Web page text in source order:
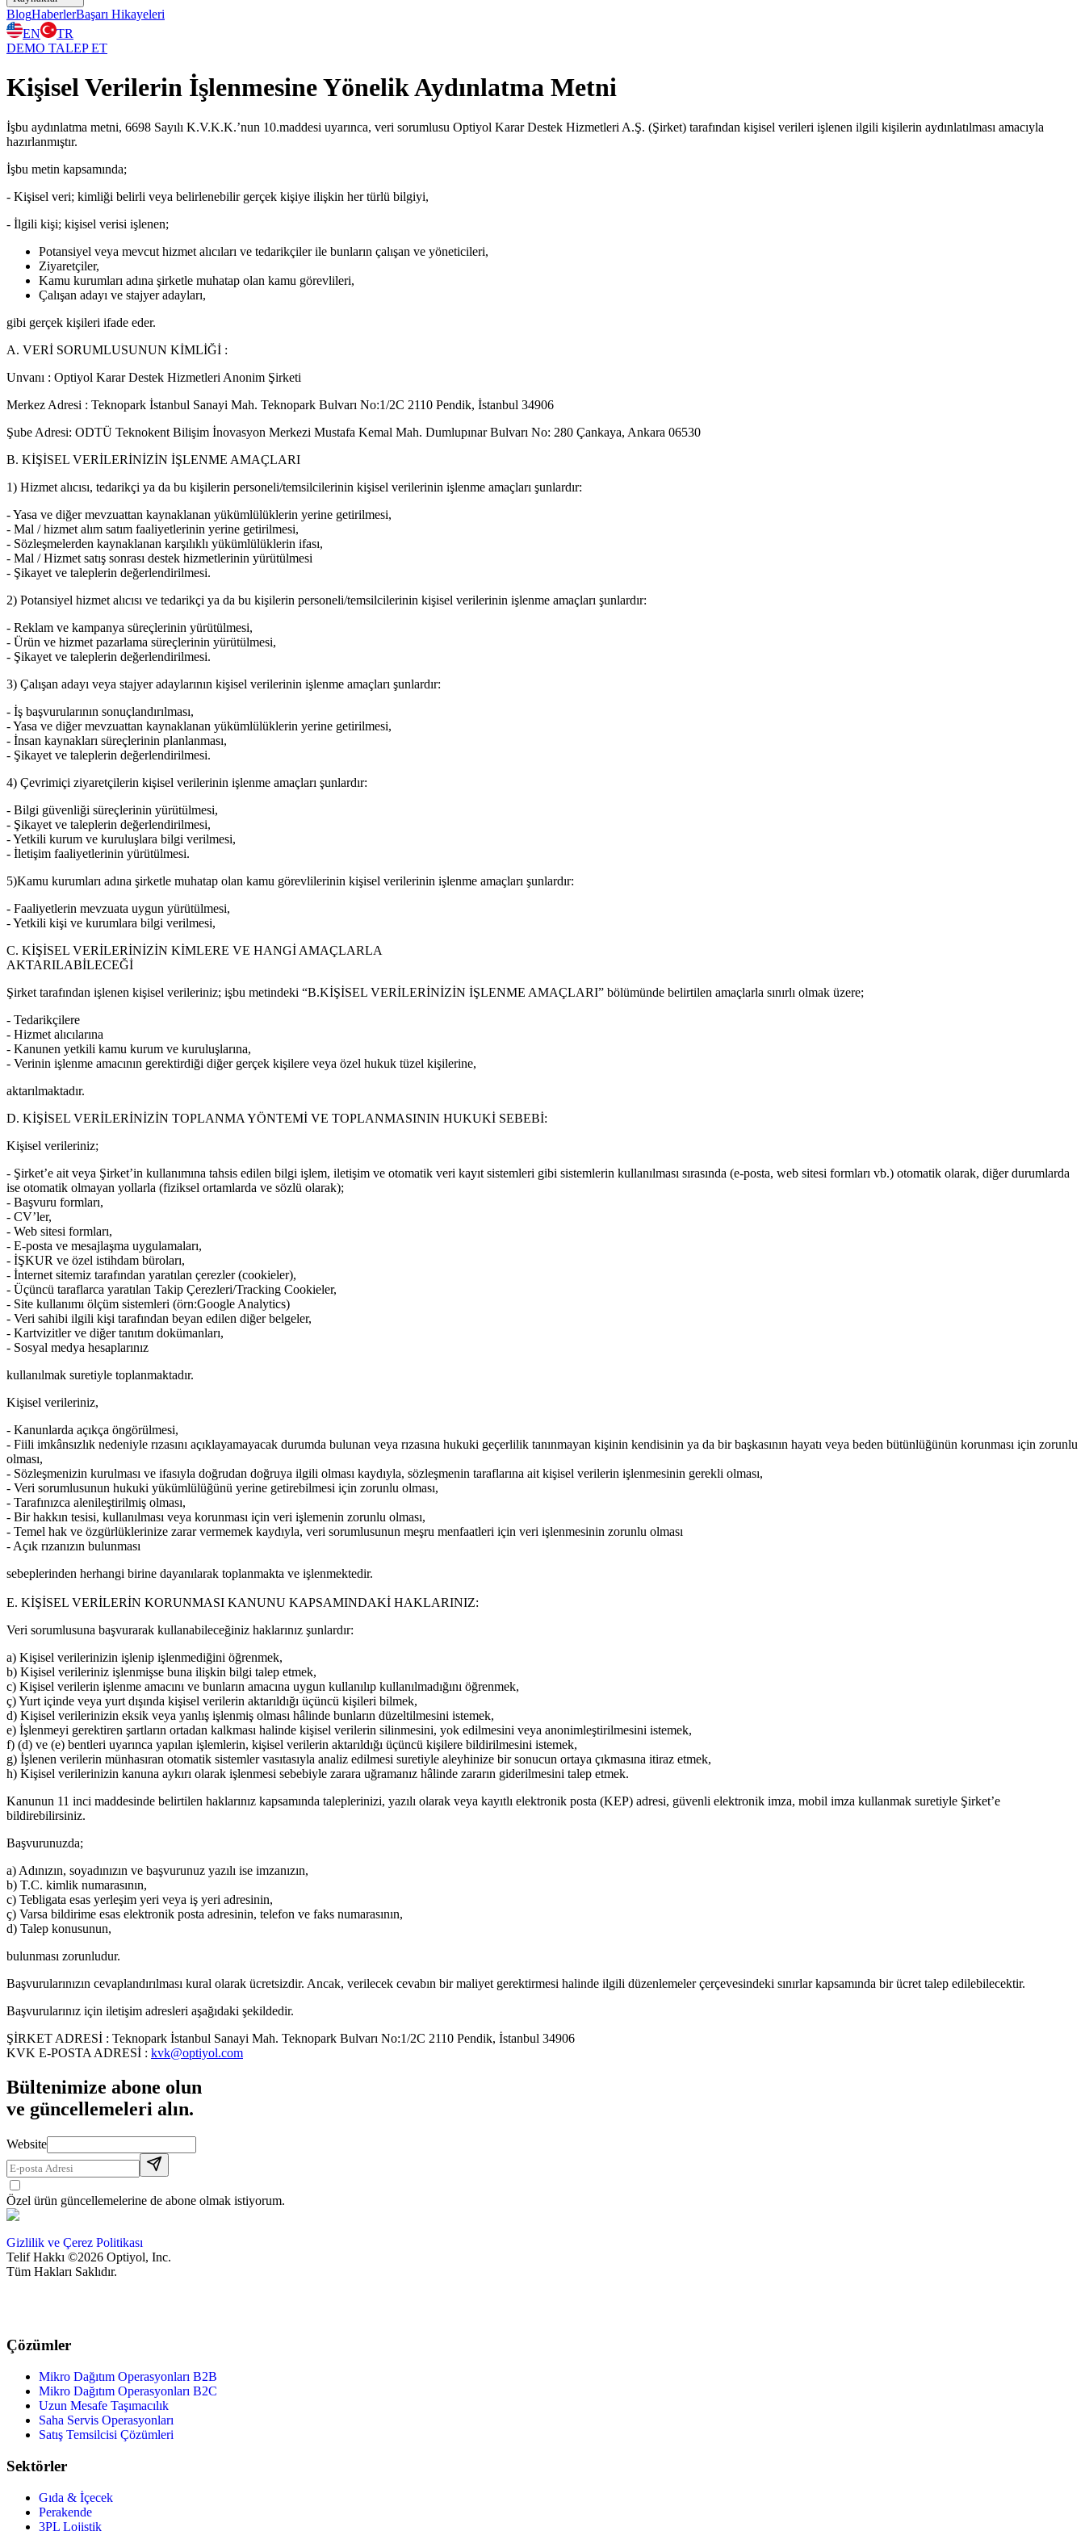
BlogHaberlerBaşarı Hikayeleri
EN
TR
DEMO TALEP ET
Kişisel Verilerin İşlenmesine Yönelik Aydınlatma Metni
İşbu aydınlatma metni, 6698 Sayılı K.V.K.K.’nun 10.maddesi uyarınca, veri sorumlusu Optiyol Karar Destek Hizmetleri A.Ş. (Şirket) tarafından kişisel verileri işlenen ilgili kişilerin aydınlatılması amacıyla
hazırlanmıştır.
İşbu metin kapsamında;
- Kişisel veri; kimliği belirli veya belirlenebilir gerçek kişiye ilişkin her türlü bilgiyi,
- İlgili kişi; kişisel verisi işlenen;
Potansiyel veya mevcut hizmet alıcıları ve tedarikçiler ile bunların çalışan ve yöneticileri,
Ziyaretçiler,
Kamu kurumları adına şirketle muhatap olan kamu görevlileri,
Çalışan adayı ve stajyer adayları,
gibi gerçek kişileri ifade eder.
A. VERİ SORUMLUSUNUN KİMLİĞİ :
Unvanı : Optiyol Karar Destek Hizmetleri Anonim Şirketi
Merkez Adresi : Teknopark İstanbul Sanayi Mah. Teknopark Bulvarı No:1/2C 2110 Pendik, İstanbul 34906
Şube Adresi: ODTÜ Teknokent Bilişim İnovasyon Merkezi Mustafa Kemal Mah. Dumlupınar Bulvarı No: 280 Çankaya, Ankara 06530
B. KİŞİSEL VERİLERİNİZİN İŞLENME AMAÇLARI
1) Hizmet alıcısı, tedarikçi ya da bu kişilerin personeli/temsilcilerinin kişisel verilerinin işlenme amaçları şunlardır:
- Yasa ve diğer mevzuattan kaynaklanan yükümlülüklerin yerine getirilmesi,
- Mal / hizmet alım satım faaliyetlerinin yerine getirilmesi,
- Sözleşmelerden kaynaklanan karşılıklı yükümlülüklerin ifası,
- Mal / Hizmet satış sonrası destek hizmetlerinin yürütülmesi
- Şikayet ve taleplerin değerlendirilmesi.
2) Potansiyel hizmet alıcısı ve tedarikçi ya da bu kişilerin personeli/temsilcilerinin kişisel verilerinin işlenme amaçları şunlardır:
- Reklam ve kampanya süreçlerinin yürütülmesi,
- Ürün ve hizmet pazarlama süreçlerinin yürütülmesi,
- Şikayet ve taleplerin değerlendirilmesi.
3) Çalışan adayı veya stajyer adaylarının kişisel verilerinin işlenme amaçları şunlardır:
- İş başvurularının sonuçlandırılması,
- Yasa ve diğer mevzuattan kaynaklanan yükümlülüklerin yerine getirilmesi,
- İnsan kaynakları süreçlerinin planlanması,
- Şikayet ve taleplerin değerlendirilmesi.
4) Çevrimiçi ziyaretçilerin kişisel verilerinin işlenme amaçları şunlardır:
- Bilgi güvenliği süreçlerinin yürütülmesi,
- Şikayet ve taleplerin değerlendirilmesi,
- Yetkili kurum ve kuruluşlara bilgi verilmesi,
- İletişim faaliyetlerinin yürütülmesi.
5)Kamu kurumları adına şirketle muhatap olan kamu görevlilerinin kişisel verilerinin işlenme amaçları şunlardır:
- Faaliyetlerin mevzuata uygun yürütülmesi,
- Yetkili kişi ve kurumlara bilgi verilmesi,
C. KİŞİSEL VERİLERİNİZİN KİMLERE VE HANGİ AMAÇLARLA
AKTARILABİLECEĞİ
Şirket tarafından işlenen kişisel verileriniz; işbu metindeki “B.KİŞİSEL VERİLERİNİZİN İŞLENME AMAÇLARI” bölümünde belirtilen amaçlarla sınırlı olmak üzere;
- Tedarikçilere
- Hizmet alıcılarına
- Kanunen yetkili kamu kurum ve kuruluşlarına,
- Verinin işlenme amacının gerektirdiği diğer gerçek kişilere veya özel hukuk tüzel kişilerine,
aktarılmaktadır.
D. KİŞİSEL VERİLERİNİZİN TOPLANMA YÖNTEMİ VE TOPLANMASININ HUKUKİ SEBEBİ:
Kişisel verileriniz;
- Şirket’e ait veya Şirket’in kullanımına tahsis edilen bilgi işlem, iletişim ve otomatik veri kayıt sistemleri gibi sistemlerin kullanılması sırasında (e-posta, web sitesi formları vb.) otomatik olarak, diğer durumlarda
ise otomatik olmayan yollarla (fiziksel ortamlarda ve sözlü olarak);
- Başvuru formları,
- CV’ler,
- Web sitesi formları,
- E-posta ve mesajlaşma uygulamaları,
- İŞKUR ve özel istihdam büroları,
- İnternet sitemiz tarafından yaratılan çerezler (cookieler),
- Üçüncü taraflarca yaratılan Takip Çerezleri/Tracking Cookieler,
- Site kullanımı ölçüm sistemleri (örn:Google Analytics)
- Veri sahibi ilgili kişi tarafından beyan edilen diğer belgeler,
- Kartvizitler ve diğer tanıtım dokümanları,
- Sosyal medya hesaplarınız
kullanılmak suretiyle toplanmaktadır.
Kişisel verileriniz,
- Kanunlarda açıkça öngörülmesi,
- Fiili imkânsızlık nedeniyle rızasını açıklayamayacak durumda bulunan veya rızasına hukuki geçerlilik tanınmayan kişinin kendisinin ya da bir başkasının hayatı veya beden bütünlüğünün korunması için zorunlu
olması,
- Sözleşmenizin kurulması ve ifasıyla doğrudan doğruya ilgili olması kaydıyla, sözleşmenin taraflarına ait kişisel verilerin işlenmesinin gerekli olması,
- Veri sorumlusunun hukuki yükümlülüğünü yerine getirebilmesi için zorunlu olması,
- Tarafınızca alenileştirilmiş olması,
- Bir hakkın tesisi, kullanılması veya korunması için veri işlemenin zorunlu olması,
- Temel hak ve özgürlüklerinize zarar vermemek kaydıyla, veri sorumlusunun meşru menfaatleri için veri işlenmesinin zorunlu olması
- Açık rızanızın bulunması
sebeplerinden herhangi birine dayanılarak toplanmakta ve işlenmektedir.
E. KİŞİSEL VERİLERİN KORUNMASI KANUNU KAPSAMINDAKİ HAKLARINIZ:
Veri sorumlusuna başvurarak kullanabileceğiniz haklarınız şunlardır:
a) Kişisel verilerinizin işlenip işlenmediğini öğrenmek,
b) Kişisel verileriniz işlenmişse buna ilişkin bilgi talep etmek,
c) Kişisel verilerin işlenme amacını ve bunların amacına uygun kullanılıp kullanılmadığını öğrenmek,
ç) Yurt içinde veya yurt dışında kişisel verilerin aktarıldığı üçüncü kişileri bilmek,
d) Kişisel verilerinizin eksik veya yanlış işlenmiş olması hâlinde bunların düzeltilmesini istemek,
e) İşlenmeyi gerektiren şartların ortadan kalkması halinde kişisel verilerin silinmesini, yok edilmesini veya anonimleştirilmesini istemek,
f) (d) ve (e) bentleri uyarınca yapılan işlemlerin, kişisel verilerin aktarıldığı üçüncü kişilere bildirilmesini istemek,
g) İşlenen verilerin münhasıran otomatik sistemler vasıtasıyla analiz edilmesi suretiyle aleyhinize bir sonucun ortaya çıkmasına itiraz etmek,
h) Kişisel verilerinizin kanuna aykırı olarak işlenmesi sebebiyle zarara uğramanız hâlinde zararın giderilmesini talep etmek.
Kanunun 11 inci maddesinde belirtilen haklarınız kapsamında taleplerinizi, yazılı olarak veya kayıtlı elektronik posta (KEP) adresi, güvenli elektronik imza, mobil imza kullanmak suretiyle Şirket’e
bildirebilirsiniz.
Başvurunuzda;
a) Adınızın, soyadınızın ve başvurunuz yazılı ise imzanızın,
b) T.C. kimlik numarasının,
c) Tebligata esas yerleşim yeri veya iş yeri adresinin,
ç) Varsa bildirime esas elektronik posta adresinin, telefon ve faks numarasının,
d) Talep konusunun,
bulunması zorunludur.
Başvurularınızın cevaplandırılması kural olarak ücretsizdir. Ancak, verilecek cevabın bir maliyet gerektirmesi halinde ilgili düzenlemeler çerçevesindeki sınırlar kapsamında bir ücret talep edilebilecektir.
Başvurularınız için iletişim adresleri aşağıdaki şekildedir.
ŞİRKET ADRESİ : Teknopark İstanbul Sanayi Mah. Teknopark Bulvarı No:1/2C 2110 Pendik, İstanbul 34906
KVK E-POSTA ADRESİ : kvk@optiyol.com
Bültenimize abone olun
ve güncellemeleri alın.
Website
Özel ürün güncellemelerine de abone olmak istiyorum.
Gizlilik ve Çerez Politikası
Telif Hakkı ©2026 Optiyol, Inc.
Tüm Hakları Saklıdır.
Çözümler
Mikro Dağıtım Operasyonları B2B
Mikro Dağıtım Operasyonları B2C
Uzun Mesafe Taşımacılık
Saha Servis Operasyonları
Satış Temsilcisi Çözümleri
Sektörler
Gıda & İçecek
Perakende
3PL Lojistik